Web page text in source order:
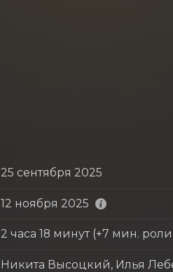
25 сентября 2025
12 ноября 2025
2 часа 18 минут (+7 мин.
Никита Высоцкий, Илья